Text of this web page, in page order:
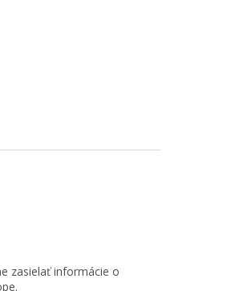
zasielať informácie o